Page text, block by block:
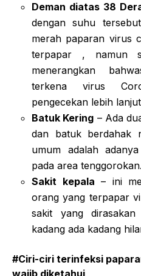
Deman diatas 38
dengan suhu
merah paparan virus
terpapar , namun
menerangkan
terkena virus
pengecekan lebih
Batuk Kering – Ada
dan batuk berdahak
umum adalah
pada area tenggorokan.
Sakit kepala – ini
orang yang terpapar
sakit yang
kadang ada kadang
#Ciri-ciri terinfeksi
wajib diketahui